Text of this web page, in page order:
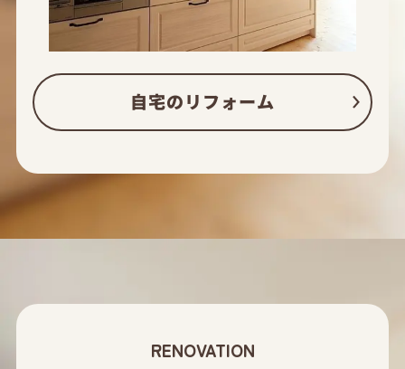
自宅のリフォーム
RENOVATION